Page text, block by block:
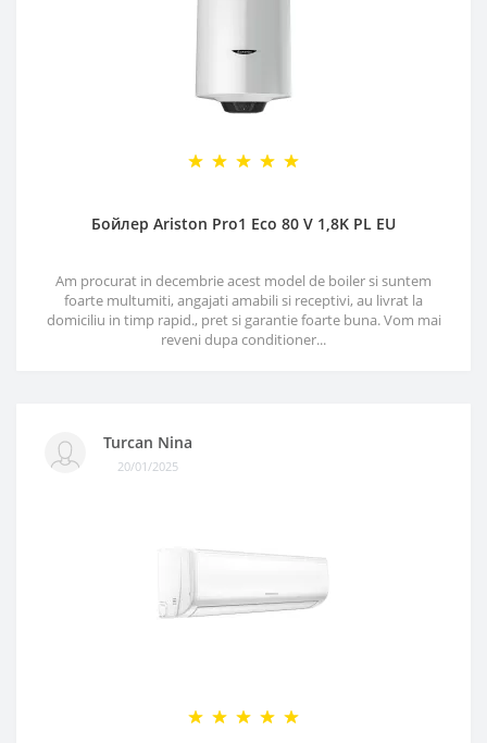
Бойлер Ariston Pro1 Eco 80 V 1,8K PL EU
Am procurat in decembrie acest model de boiler si suntem
foarte multumiti, angajati amabili si receptivi, au livrat la
domiciliu in timp rapid., pret si garantie foarte buna. Vom mai
reveni dupa conditioner...
Turcan Nina
20/01/2025